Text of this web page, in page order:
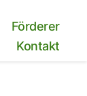
Förderer
Kontakt